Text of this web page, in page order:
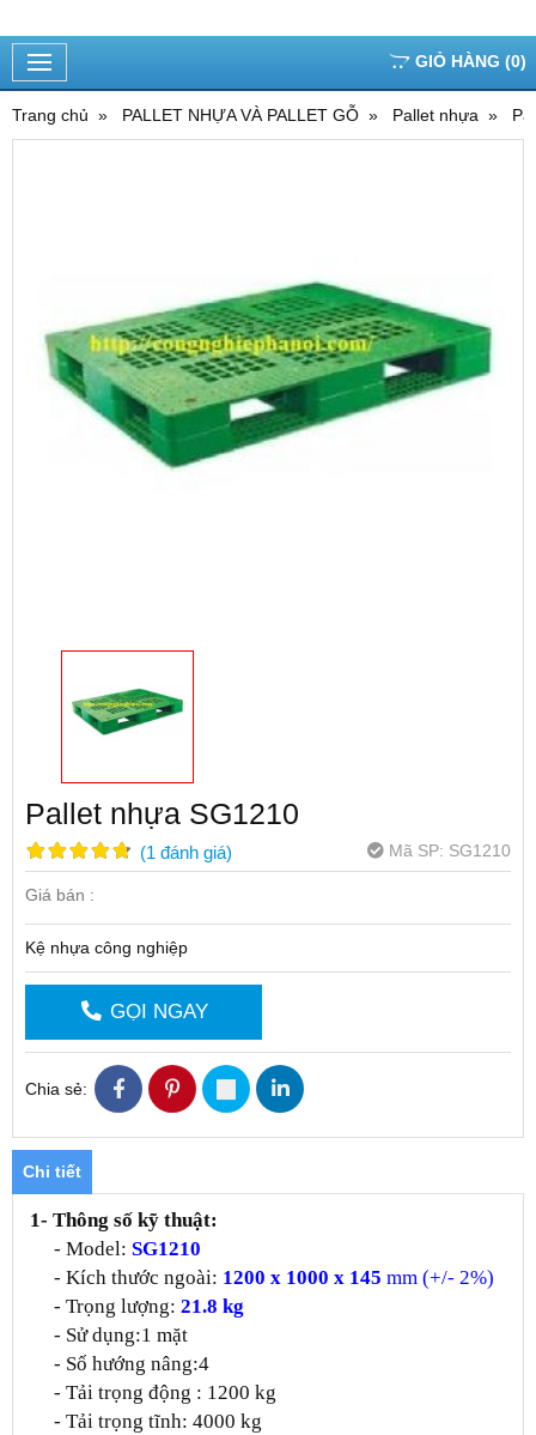
GIỎ HÀNG (0)
Trang chủ PALLET NHỰA VÀ PALLET GỖ Pallet nhựa
Pallet nhựa SG1210
(1 đánh giá) Mã SP: SG1210
Giá bán :
Kệ nhựa công nghiệp
GỌI NGAY
Chia sẻ:
Chi tiết
1- Thông số kỹ thuật:
- Model: SG1210
- Kích thước ngoài: 1200 x 1000 x 145 mm (+/- 2%)
- Trọng lượng: 21.8 kg
- Sử dụng:1 mặt
- Số hướng nâng:4
- Tải trọng động : 1200 kg
- Tải trọng tĩnh: 4000 kg